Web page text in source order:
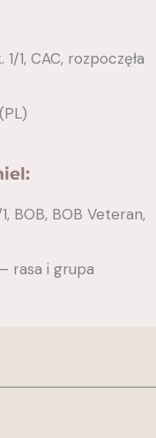
1, CAC, rozpoczęła
BOB, BOB Veteran,
rasa i grupa